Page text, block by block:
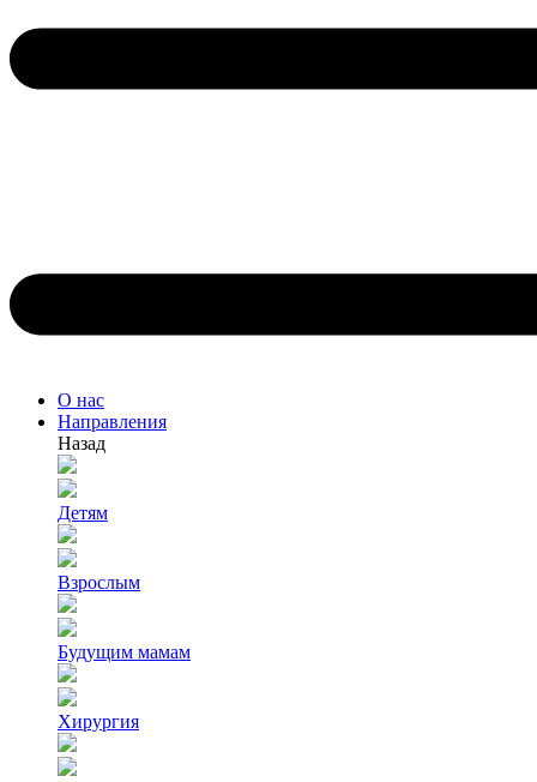
О нас
Направления
Назад
Детям
Взрослым
Будущим мамам
Хирургия